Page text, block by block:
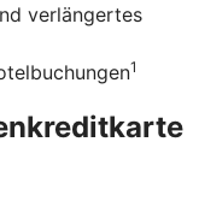
verlängertes
1